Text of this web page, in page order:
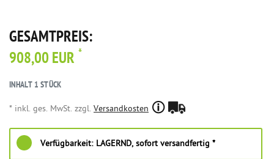
GESAMTPREIS:
908,00 EUR *
INHALT 1STÜCK
* inkl. ges. MwSt. zzgl. Versandkosten
Verfügbarkeit: LAGERND, sofort versandfertig *